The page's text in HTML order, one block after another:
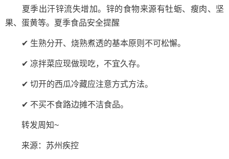
夏季出汗锌流失增加。锌的食物来源有牡蛎、瘦肉、坚
果、蛋黄等。夏季食品安全提醒
✔ 生熟分开、烧熟煮透的基本原则不可松懈。
✔ 凉拌菜应现做现吃，不宜久存。
✔ 切开的西瓜冷藏应注意方式方法。
✔ 不买不食路边摊不洁食品。
转发周知~
来源：苏州疾控